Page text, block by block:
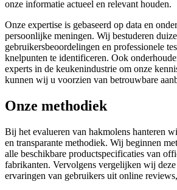
onze informatie actueel en relevant houden.
Onze expertise is gebaseerd op data en
persoonlijke meningen. Wij bestuderen
gebruikersbeoordelingen en professionele
knelpunten te identificeren. Ook
experts in de keukenindustrie om onze
kunnen wij u voorzien van betrouwbare
Onze methodiek
Bij het evalueren van hakmolens hanteren
en transparante methodiek. Wij beginnen
alle beschikbare productspecificaties van
fabrikanten. Vervolgens vergelijken wij deze
ervaringen van gebruikers uit online